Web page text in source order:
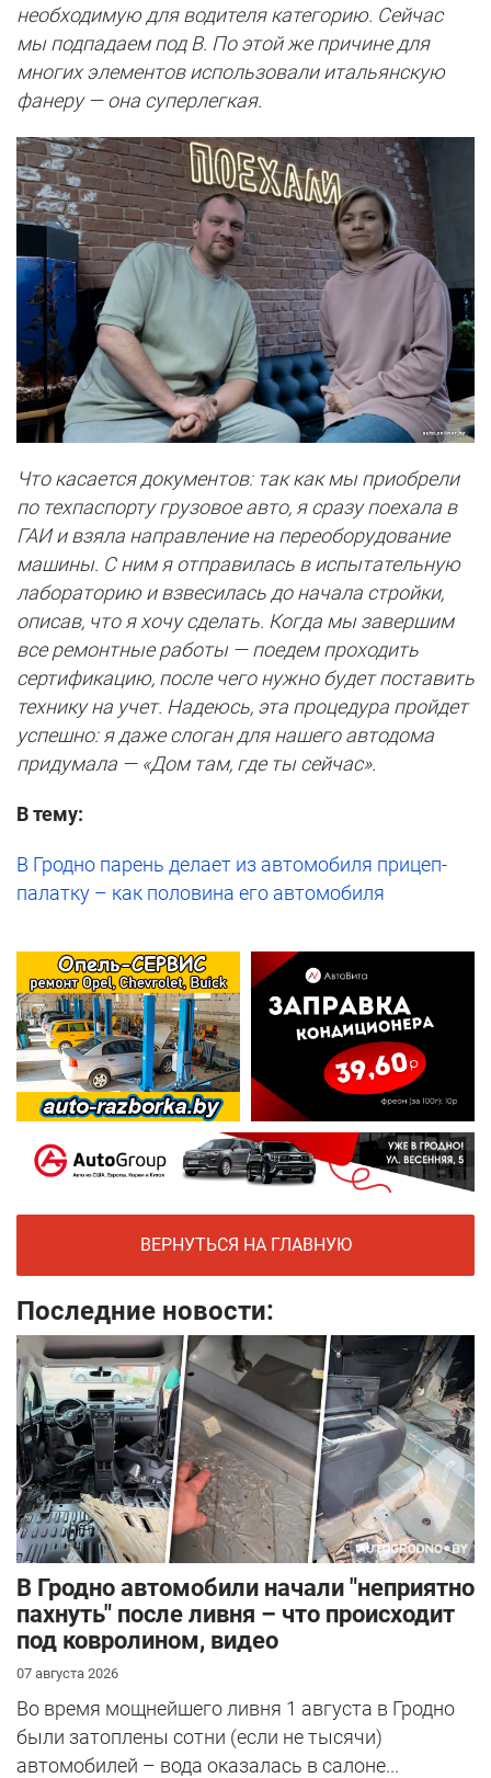
необходимую для водителя категорию. Сейчас
мы подпадаем под B. По этой же причине для
многих элементов использовали итальянскую
фанеру — она суперлегкая.
Что касается документов: так как мы приобрели
по техпаспорту грузовое авто, я сразу поехала в
ГАИ и взяла направление на переоборудование
машины. С ним я отправилась в испытательную
лабораторию и взвесилась до начала стройки,
описав, что я хочу сделать. Когда мы завершим
все ремонтные работы — поедем проходить
сертификацию, после чего нужно будет поставить
технику на учет. Надеюсь, эта процедура пройдет
успешно: я даже слоган для нашего автодома
придумала — «Дом там, где ты сейчас».
В тему:
В Гродно парень делает из автомобиля прицеп-
палатку – как половина его автомобиля
ВЕРНУТЬСЯ НА ГЛАВНУЮ
Последние новости:
В Гродно автомобили начали "неприятно
пахнуть" после ливня – что происходит
под ковролином, видео
07 августа 2026
Во время мощнейшего ливня 1 августа в Гродно
были затоплены сотни (если не тысячи)
автомобилей – вода оказалась в салоне...